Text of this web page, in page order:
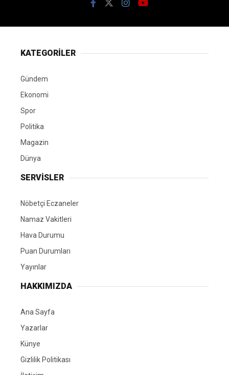
KATEGORİLER
Gündem
Ekonomi
Spor
Politika
Magazin
Dünya
SERVİSLER
Nöbetçi Eczaneler
Namaz Vakitleri
Hava Durumu
Puan Durumları
Yayınlar
HAKKIMIZDA
Ana Sayfa
Yazarlar
Künye
Gizlilik Politikası